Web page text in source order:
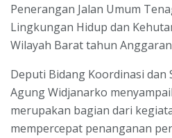
Penerangan Jalan Umum
Lingkungan Hidup dan
Wilayah Barat tahun Anggaran
Deputi Bidang Koordinasi dan
Agung Widjanarko
merupakan bagian dari
mempercepat penanganan